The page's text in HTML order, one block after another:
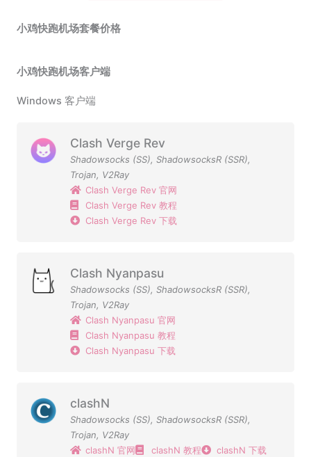
小鸡快跑机场套餐价格
小鸡快跑机场客户端
Windows 客户端
Clash Verge Rev
Shadowsocks (SS), ShadowsocksR (SSR),
Trojan, V2Ray
Clash Verge Rev 官网
Clash Verge Rev 教程
Clash Verge Rev 下载
Clash Nyanpasu
Shadowsocks (SS), ShadowsocksR (SSR),
Trojan, V2Ray
Clash Nyanpasu 官网
Clash Nyanpasu 教程
Clash Nyanpasu 下载
clashN
Shadowsocks (SS), ShadowsocksR (SSR),
Trojan, V2Ray
clashN 官网
clashN 教程 clashN 下载